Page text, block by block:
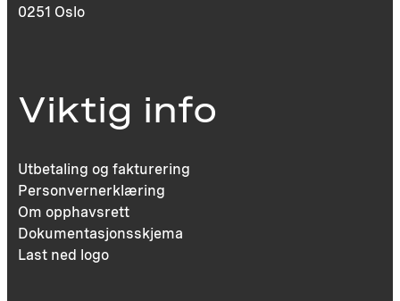
0251 Oslo
Viktig info
Utbetaling og fakturering
Personvernerklæring
Om opphavsrett
Dokumentasjonsskjema
Last ned logo